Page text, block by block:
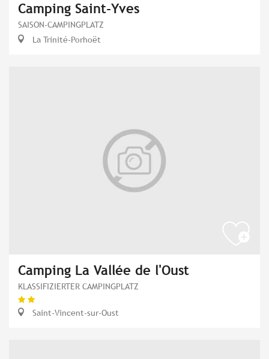
Camping Saint-Yves
SAISON-CAMPINGPLATZ
La Trinité-Porhoët
Camping La Vallée de l'Oust
KLASSIFIZIERTER CAMPINGPLATZ
Saint-Vincent-sur-Oust